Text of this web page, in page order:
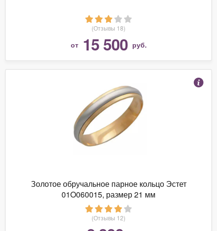
(Отзывы 18)
от 15 500 руб.
Золотое обручальное парное кольцо Эстет
01O060015, размер 21 мм
(Отзывы 12)